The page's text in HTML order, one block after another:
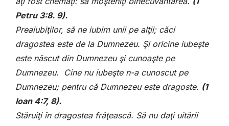
Petru 3:8. 9).
Preaiubiţilor, să ne iubim unii pe alţii; căci
dragostea este de la Dumnezeu. Şi oricine iubeşte
este născut din Dumnezeu şi cunoaşte pe
Dumnezeu. Cine nu iubeşte n-a cunoscut pe
Dumnezeu; pentru că Dumnezeu este dragoste. (1
Ioan 4:7, 8).
Stăruiţi în dragostea frăţească. Să nu daţi uitării